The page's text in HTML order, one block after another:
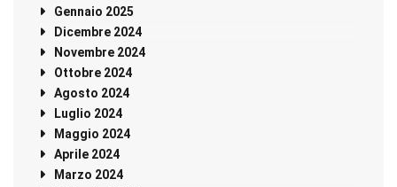
Gennaio 2025
Dicembre 2024
Novembre 2024
Ottobre 2024
Agosto 2024
Luglio 2024
Maggio 2024
Aprile 2024
Marzo 2024